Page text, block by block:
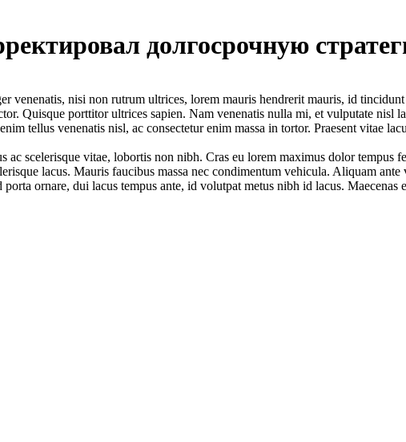
долгосрочную
venenatis, nisi non rutrum ultrices, lorem mauris hendrerit mauris, id
Quisque porttitor ultrices sapien. Nam venenatis nulla mi, et vulputate nisl
tellus venenatis nisl, ac consectetur enim massa in tortor. Praesent vitae
scelerisque vitae, lobortis non nibh. Cras eu lorem maximus dolor tempus
lacus. Mauris faucibus massa nec condimentum vehicula. Aliquam
ornare, dui lacus tempus ante, id volutpat metus nibh id lacus.